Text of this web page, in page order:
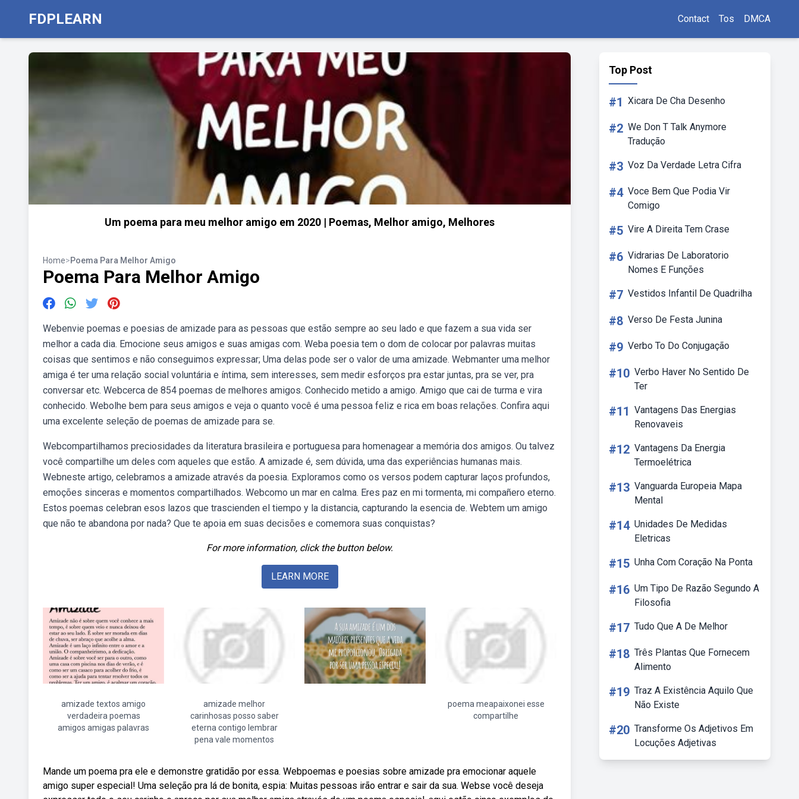
FDPLEARN Contact Tos DMCA
Um poema para meu melhor amigo em 2020 | Poemas, Melhor amigo, Melhores
Home>Poema Para Melhor Amigo
Poema Para Melhor Amigo
Webenvie poemas e poesias de amizade para as pessoas que estão sempre ao seu lado e que fazem a sua vida ser
melhor a cada dia. Emocione seus amigos e suas amigas com. Weba poesia tem o dom de colocar por palavras muitas
coisas que sentimos e não conseguimos expressar; Uma delas pode ser o valor de uma amizade. Webmanter uma melhor
amiga é ter uma relação social voluntária e íntima, sem interesses, sem medir esforços pra estar juntas, pra se ver, pra
conversar etc. Webcerca de 854 poemas de melhores amigos. Conhecido metido a amigo. Amigo que cai de turma e vira
conhecido. Webolhe bem para seus amigos e veja o quanto você é uma pessoa feliz e rica em boas relações. Confira aqui
uma excelente seleção de poemas de amizade para se.
Webcompartilhamos preciosidades da literatura brasileira e portuguesa para homenagear a memória dos amigos. Ou talvez
você compartilhe um deles com aqueles que estão. A amizade é, sem dúvida, uma das experiências humanas mais.
Webneste artigo, celebramos a amizade através da poesia. Exploramos como os versos podem capturar laços profundos,
emoções sinceras e momentos compartilhados. Webcomo un mar en calma. Eres paz en mi tormenta, mi compañero eterno.
Estos poemas celebran esos lazos que trascienden el tiempo y la distancia, capturando la esencia de. Webtem um amigo
que não te abandona por nada? Que te apoia em suas decisões e comemora suas conquistas?
For more information, click the button below.
LEARN MORE
amizade textos amigo
verdadeira poemas
amigos amigas palavras
amizade melhor
carinhosas posso saber
eterna contigo lembrar
pena vale momentos
poema meapaixonei esse
compartilhe
Mande um poema pra ele e demonstre gratidão por essa. Webpoemas e poesias sobre amizade pra emocionar aquele
amigo super especial! Uma seleção pra lá de bonita, espia: Muitas pessoas irão entrar e sair da sua. Webse você deseja
Top Post
#1 Xicara De Cha Desenho
#2 We Don T Talk Anymore
Tradução
#3 Voz Da Verdade Letra Cifra
#4 Voce Bem Que Podia Vir
Comigo
#5 Vire A Direita Tem Crase
#6 Vidrarias De Laboratorio
Nomes E Funções
#7 Vestidos Infantil De Quadrilha
#8 Verso De Festa Junina
#9 Verbo To Do Conjugação
#10 Verbo Haver No Sentido De
Ter
#11 Vantagens Das Energias
Renovaveis
#12 Vantagens Da Energia
Termoelétrica
#13 Vanguarda Europeia Mapa
Mental
#14 Unidades De Medidas
Eletricas
#15 Unha Com Coração Na Ponta
#16 Um Tipo De Razão Segundo A
Filosofia
#17 Tudo Que A De Melhor
#18 Três Plantas Que Fornecem
Alimento
#19 Traz A Existência Aquilo Que
Não Existe
#20 Transforme Os Adjetivos Em
Locuções Adjetivas